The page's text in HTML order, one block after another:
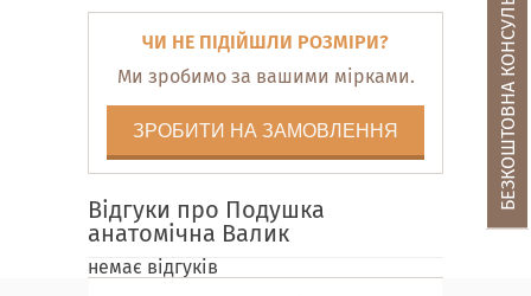
ЧИ НЕ ПІДІЙШЛИ РОЗМІРИ?
Ми зробимо за вашими мірками.
ЗРОБИТИ НА ЗАМОВЛЕННЯ
Відгуки про Подушка
анатомічна Валик
немає відгуків
БЕЗКОШТОВНА КОНСУЛЬТАЦІЯ